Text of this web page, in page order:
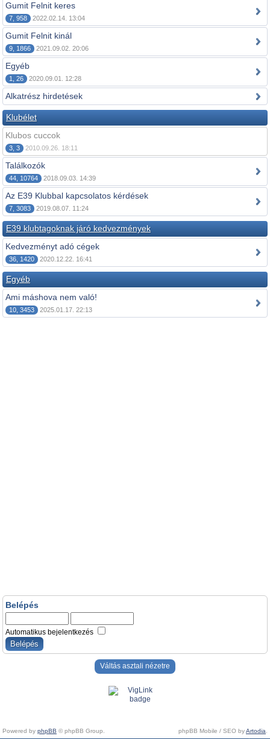
Gumit Felnit keres
7, 958 2022.02.14. 13:04
Gumit Felnit kinál
9, 1866 2021.09.02. 20:06
Egyéb
1, 26 2020.09.01. 12:28
Alkatrész hirdetések
Klubélet
Klubos cuccok
3, 3 2010.09.26. 18:11
Találkozók
44, 10764 2018.09.03. 14:39
Az E39 Klubbal kapcsolatos kérdések
7, 3083 2019.08.07. 11:24
E39 klubtagoknak járó kedvezmények
Kedvezményt adó cégek
36, 1420 2020.12.22. 16:41
Egyéb
Ami máshova nem való!
10, 3453 2025.01.17. 22:13
Belépés
Automatikus bejelentkezés
Váltás asztali nézetre
Powered by phpBB © phpBB Group. phpBB Mobile / SEO byArtodia.